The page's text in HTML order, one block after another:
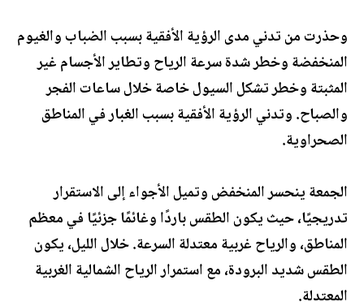
وحذرت من تدني مدى الرؤية الأفقية بسبب الضباب والغيوم
المنخفضة وخطر شدة سرعة الرياح وتطاير الأجسام غير
المثبتة وخطر تشكل السيول خاصة خلال ساعات الفجر
والصباح. وتدني الرؤية الأفقية بسبب الغبار في المناطق
الصحراوية.
الجمعة ينحسر المنخفض وتميل الأجواء إلى الاستقرار
تدريجيًا، حيث يكون الطقس باردًا وغائمًا جزئيًا في معظم
المناطق، والرياح غربية معتدلة السرعة. خلال الليل، يكون
الطقس شديد البرودة، مع استمرار الرياح الشمالية الغربية